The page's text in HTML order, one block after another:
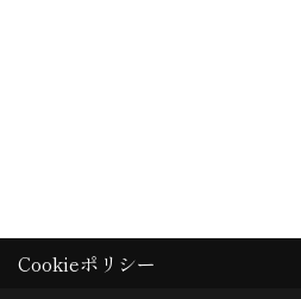
Cookieポリシー